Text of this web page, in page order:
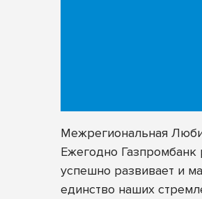
Межрегиональная
Ежегодно
успешно развивает и
единство наших